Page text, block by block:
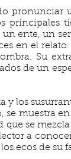
pronunciar
principales
ente, un
en el
Su
de un
y los
se muestra
se
a
ecos de su